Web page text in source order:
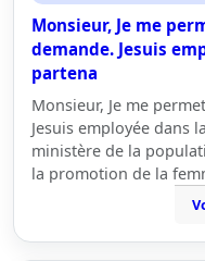
Monsieur, Je me
demande. Jesuis
partena
Monsieur, Je me
Jesuis employée dans
ministère de la
la promotion de la